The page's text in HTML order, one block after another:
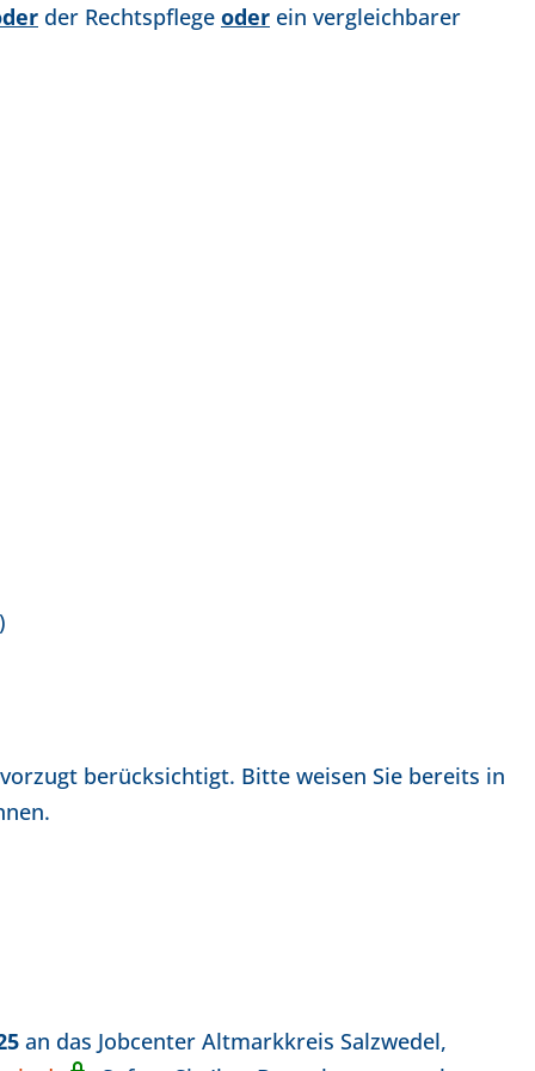
der Rechtspflege oder ein vergleichbarer
berücksichtigt. Bitte weisen Sie bereits in
an das Jobcenter Altmarkkreis Salzwedel,